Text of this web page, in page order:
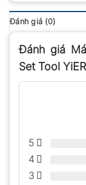
Đánh giá (0)
Đánh giá
Set Tool
5
4
3